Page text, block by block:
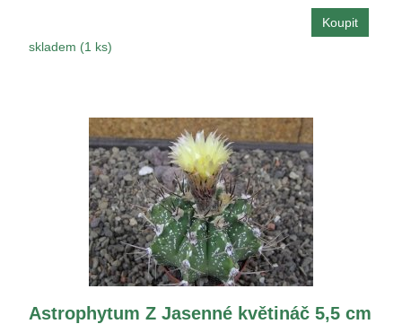
skladem (1 ks)
Astrophytum Z Jasenné květináč 5,5 cm